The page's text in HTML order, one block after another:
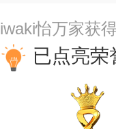
iwaki怡万家获
已点亮荣